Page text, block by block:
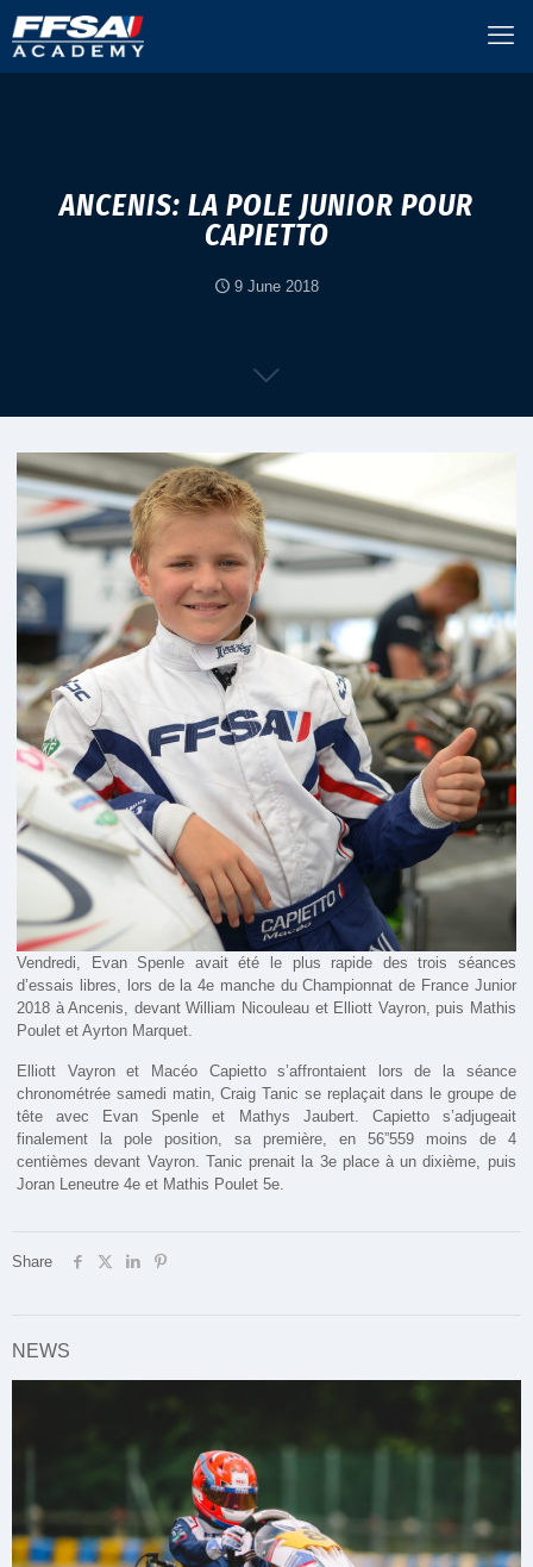
ANCENIS: LA POLE JUNIOR POUR
CAPIETTO
9 June 2018
Vendredi, Evan Spenle avait été le plus rapide des trois séances
d’essais libres, lors de la 4e manche du Championnat de France Junior
2018 à Ancenis, devant William Nicouleau et Elliott Vayron, puis Mathis
Poulet et Ayrton Marquet.
Elliott Vayron et Macéo Capietto s’affrontaient lors de la séance
chronométrée samedi matin, Craig Tanic se replaçait dans le groupe de
tête avec Evan Spenle et Mathys Jaubert. Capietto s’adjugeait
finalement la pole position, sa première, en 56”559 moins de 4
centièmes devant Vayron. Tanic prenait la 3e place à un dixième, puis
Joran Leneutre 4e et Mathis Poulet 5e.
Share
NEWS